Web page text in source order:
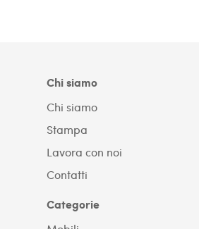
Chi siamo
Chi siamo
Stampa
Lavora con noi
Contatti
Categorie